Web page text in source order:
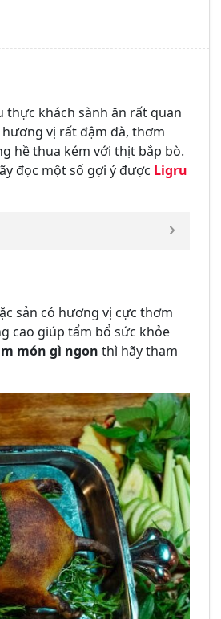
khách sành ăn rất quan
vị rất đậm đà, thơm
hề thua kém với thịt bắp bò.
đọc một số gợi ý được Ligru
sản có hương vị cực thơm
cao giúp tẩm bổ sức khỏe
món gì ngon thì hãy tham